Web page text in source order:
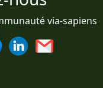
via-sapiens